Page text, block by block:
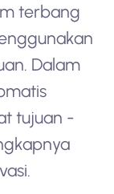
terbang
Dalam
tujuan -